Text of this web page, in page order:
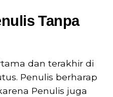
Tanpa
dan terakhir di
Penulis berharap
Penulis juga